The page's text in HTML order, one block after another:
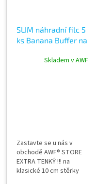
SLIM náhradní filc 5
ks Banana Buffer na
Skladem v AWF
Zastavte se u nás v
obchodě AWF® STORE
EXTRA TENKÝ !!! na
klasické 10 cm stěrky